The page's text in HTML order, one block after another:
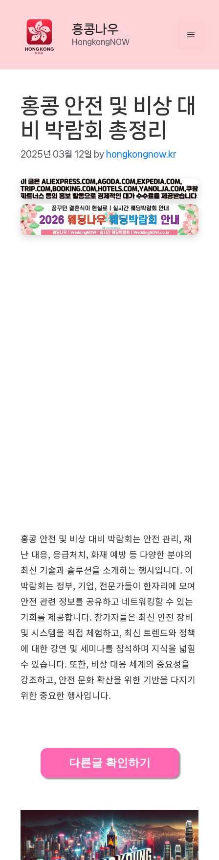
content
홍콩나우
HongkongNOW
Menu
홍콩 안전 및 비상 대
비 박람회 총정리
2025년 03월 12일 by hongkongnow.kr
홍콩 안전 및 비상 대비 박람회는 안전 관리, 재
난 대응, 응급처치, 화재 예방 등 다양한 분야의
최신 기술과 솔루션을 소개하는 행사입니다. 이
박람회는 정부, 기업, 전문가들이 한자리에 모여
안전 관련 정보를 공유하고 네트워킹할 수 있는
기회를 제공합니다. 참가자들은 최신 안전 장비
및 시스템을 직접 체험하고, 최신 트렌드와 정책
에 대한 강연 및 세미나를 참석하며 지식을 넓힐
수 있습니다. 또한, 비상 대응 체계의 중요성을
강조하고, 안전 문화 확산을 위한 기반을 다지기
위한 중요한 행사입니다.
다른글 확인하기